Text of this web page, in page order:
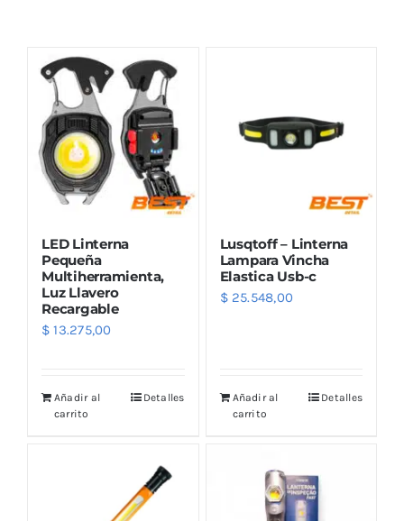
Combos
Mayorista
Marcas
Outlet
LED Linterna
Pequeña
Multiherramienta,
Luz Llavero
Recargable
$ 13.275,00
Añadir al
carrito
Detalles
Lusqtoff – Linterna
Lampara Vincha
Elastica Usb-c
$25.548,00
Añadir al
carrito
Detalles